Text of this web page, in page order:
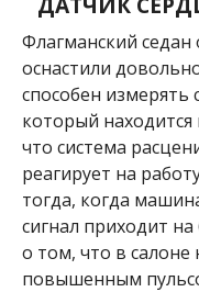
Флагманский
оснастили
способен измерять
который
что система
реагирует на
тогда, когда
сигнал приходит
о том, что в
повышенным